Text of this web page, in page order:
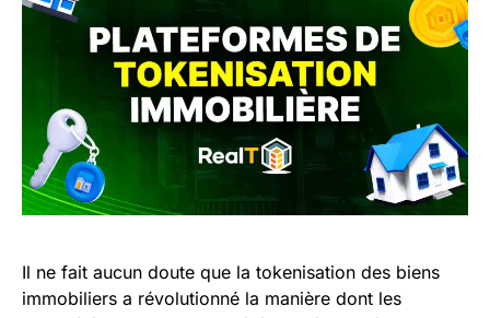
Il ne fait aucun doute que la tokenisation des biens
immobiliers a révolutionné la manière dont les